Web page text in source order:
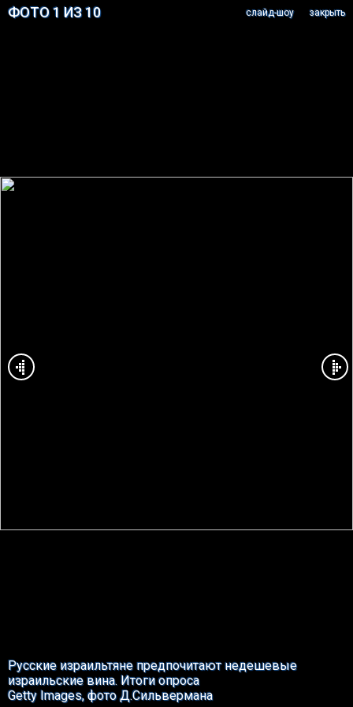
ФОТО 1 ИЗ 10 закрыть
cлайд-шоу
Русские израильтяне предпочитают недешевые
израильские вина. Итоги опроса
Getty Images, фото Д.Сильвермана